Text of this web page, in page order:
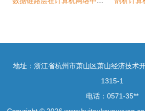
地址：浙江省杭州市萧山区萧山经济技术
1315-1
电话：0571-35**